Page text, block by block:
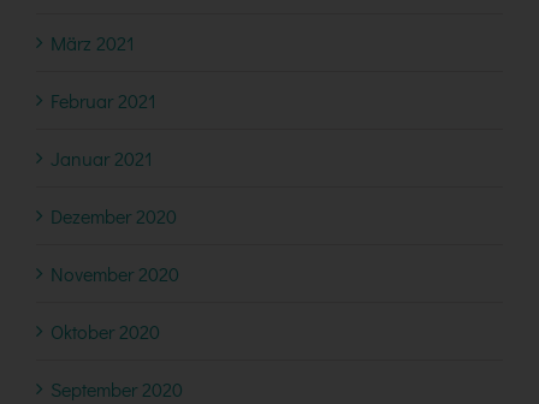
März 2021
Februar 2021
Januar 2021
Dezember 2020
November 2020
Oktober 2020
September 2020